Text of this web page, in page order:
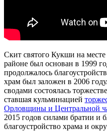
Скит святого Кукши на
районе был основан в 1999
продолжалось
храм был заложен в 2006
сводами состоялась
ставшая кульминацией
Орловщины и Центральной
2015 годов силами братии и
благоустройство храма и